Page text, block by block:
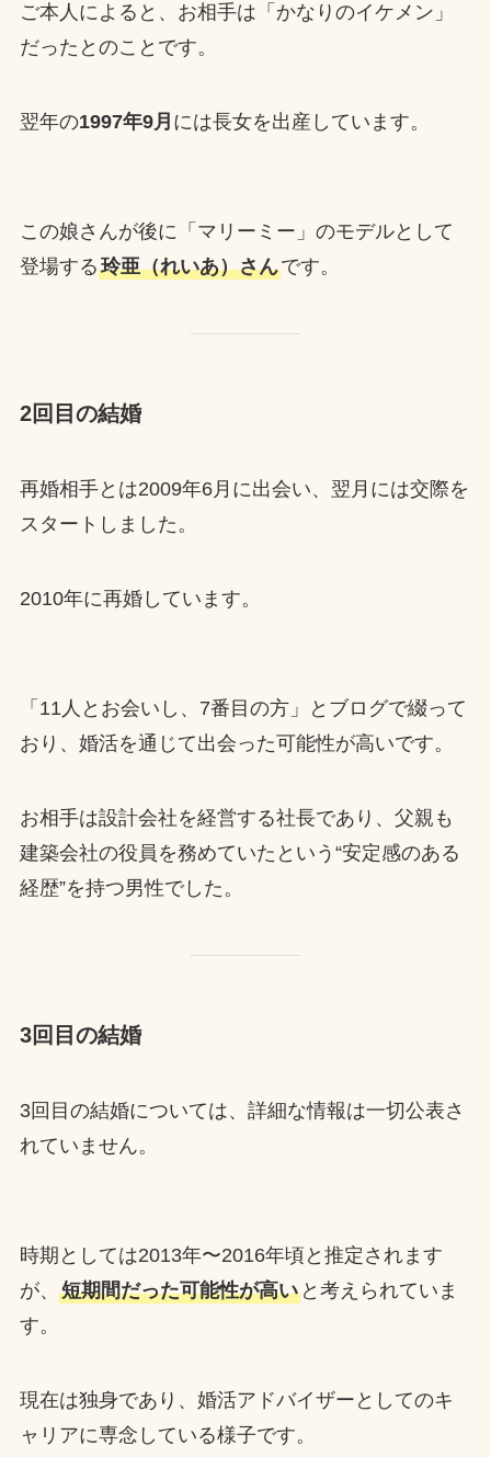
ご本人によると、お相手は「かなりのイケメン」
だったとのことです。
翌年の1997年9月 には長女を出産しています。
この娘さんが後に「マリーミー」のモデルとして
登場する玲亜（れいあ）さんです。
2回目の結婚
再婚相手とは2009年6月に出会い、翌月には交際を
スタートしました。
2010年に再婚しています。
「11人とお会いし、7番目の方」とブログで綴って
おり、婚活を通じて出会った可能性が高いです。
お相手は設計会社を経営する社長であり、父親も
建築会社の役員を務めていたという“安定感のある
経歴”を持つ男性でした。
3回目の結婚
3回目の結婚については、詳細な情報は一切公表さ
れていません。
時期としては2013年〜2016年頃と推定されます
が、 短期間だった可能性が高いと考えられていま
す。
現在は独身であり、婚活アドバイザーとしてのキ
ャリアに専念している様子です。